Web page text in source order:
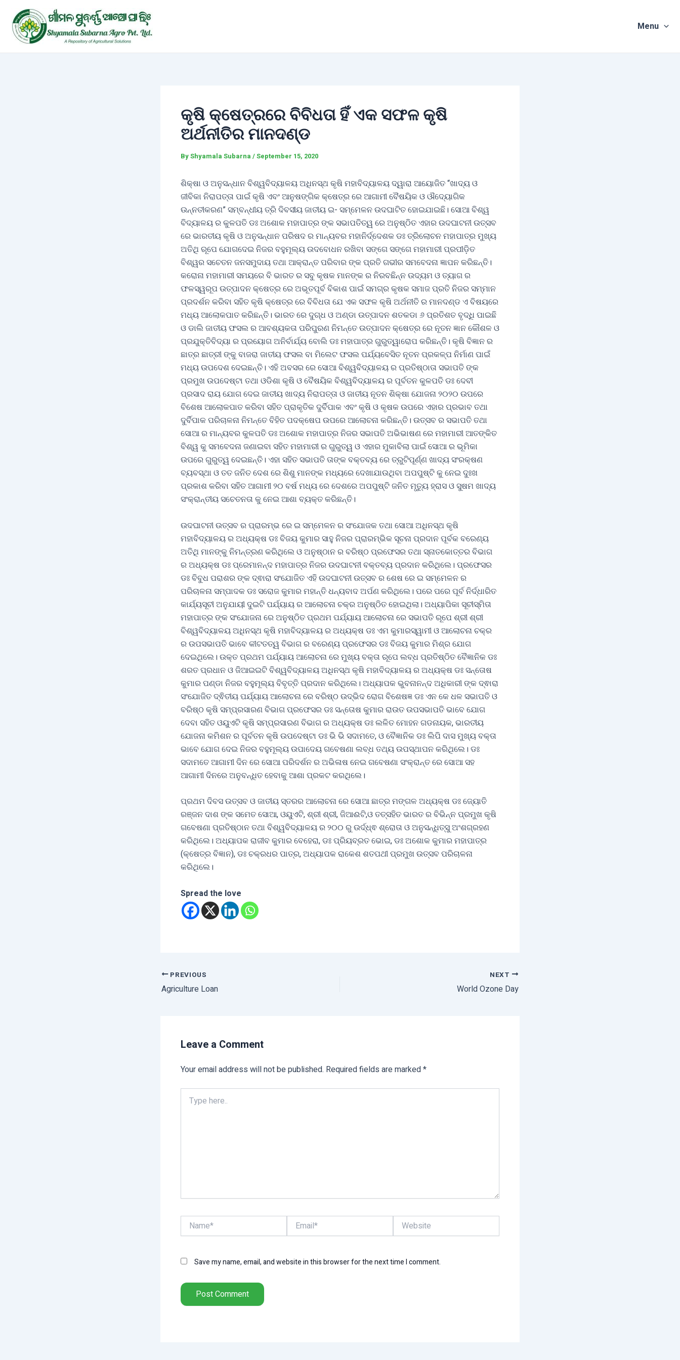
content
Menu
କୃଷି କ୍ଷେତ୍ରରେ ବିବିଧତା ହିଁ ଏକ ସଫଳ କୃଷି
ଅର୍ଥନୀତିର ମାନଦଣ୍ଡ
ByShyamala Subarna /September 15, 2020
ଶିକ୍ଷା ଓ ଅନୁସନ୍ଧାନ ବିଶ୍ୱବିଦ୍ୟାଳୟ ଅଧିନସ୍ଥ କୃଷି ମହାବିଦ୍ୟାଳୟ ଦ୍ୱାରା ଆୟୋଜିତ “ଖାଦ୍ୟ ଓ
ଜୀବିକା ନିରାପତ୍ତା ପାଇଁ କୃଷି ଏବଂ ଆନୁଷଙ୍ଗିକ କ୍ଷେତ୍ର ରେ ଆଗାମୀ ବୈଷୟିକ ଓ ଔଦ୍ୟୋଗିକ
ଉନ୍ନତୀକରଣ” ସମ୍ବନ୍ଧୀୟ ତ୍ରି ଦିବସୀୟ ଜାତୀୟ ଇ- ସମ୍ମେଳନ ଉଦଘାଟିତ ହୋଇଯାଇଛି। ସୋଆ ବିଶ୍ୱ
ବିଦ୍ୟାଳୟ ର କୁଳପତି ଡଃ ଅଶୋକ ମହାପାତ୍ର ଙ୍କ ସଭାପତିତ୍ୱ ରେ ଅନୁଷ୍ଠିତ ଏହାର ଉଦଘାଟନୀ ଉତ୍ସବ
ରେ ଭାରତୀୟ କୃଷି ଓ ଅନୁସନ୍ଧାନ ପରିଷଦ ର ମାନ୍ୟବର ମହାନିର୍ଦ୍ଦେଶକ ଡଃ ତ୍ରିଲୋଚନ ମହାପାତ୍ର ମୁଖ୍ୟ
ଅତିଥି ରୂପେ ଯୋଗଦେଇ ନିଜର ବହୁମୂଲ୍ୟ ଉଦବୋଧନ ରଖିବା ସଙ୍ଗେ ସଙ୍ଗେ ମହାମାରୀ ପ୍ରପୀଡ଼ିତ
ବିଶ୍ୱର ସଚେତନ ଜନସମୁଦାୟ ତଥା ଆକ୍ରାନ୍ତ ପରିବାର ଙ୍କ ପ୍ରତି ଗଭୀର ସମବେଦନା ଜ୍ଞାପନ କରିଛନ୍ତି।
କରୋନା ମହାମାରୀ ସମୟରେ ବି ଭାରତ ର ସବୁ କୃଷକ ମାନଙ୍କ ର ନିରବଛିନ୍ନ ଉଦ୍ୟମ ଓ ତ୍ୟାଗ ର
ଫଳସ୍ୱରୂପ ଉତ୍ପାଦନ କ୍ଷେତ୍ର ରେ ଅଭୂତପୂର୍ବ ବିକାଶ ପାଇଁ ସମଗ୍ର କୃଷକ ସମାଜ ପ୍ରତି ନିଜର ସମ୍ମାନ
ପ୍ରଦର୍ଶନ କରିବା ସହିତ କୃଷି କ୍ଷେତ୍ର ରେ ବିବିଧତା ଯେ ଏକ ସଫଳ କୃଷି ଅର୍ଥନୀତି ର ମାନଦଣ୍ଡ ଏ ବିଷୟରେ
ମଧ୍ୟ ଆଲୋକପାତ କରିଛନ୍ତି। ଭାରତ ରେ ଦୁଗ୍ଧ ଓ ଅଣ୍ଡା ଉତ୍ପାଦନ ଶତକଡା ୬ ପ୍ରତିଶତ ବୃଦ୍ଧି ପାଇଛି
ଓ ଡାଲି ଜାତୀୟ ଫସଲ ର ଆବଶ୍ୟକତା ପରିପୁରଣ ନିମନ୍ତେ ଉତ୍ପାଦନ କ୍ଷେତ୍ର ରେ ନୂତନ ଜ୍ଞାନ କୌଶଳ ଓ
ପ୍ରଯୁକ୍ତିବିଦ୍ୟା ର ପ୍ରୟୋଗ ଅନିର୍ବାର୍ଯ୍ୟ ବୋଲି ଡଃ ମହାପାତ୍ର ଗୁରୁତ୍ୱାରୋପ କରିଛନ୍ତି। କୃଷି ବିଜ୍ଞାନ ର
ଛାତ୍ର ଛାତ୍ରୀ ଙ୍କୁ ବାଜରା ଜାତୀୟ ଫସଲ ବା ମିଲେଟ ଫସଲ ପର୍ଯ୍ୟବେସିତ ନୂତନ ପ୍ରକଳ୍ପ ନିର୍ମାଣ ପାଇଁ
ମଧ୍ୟ ଉପଦେଶ ଦେଇଛନ୍ତି। ଏହି ଅବସର ରେ ସୋଆ ବିଶ୍ୱବିଦ୍ୟାଳୟ ର ପ୍ରତିଷ୍ଠାତା ସଭାପତି ଙ୍କ
ପ୍ରମୁଖ ଉପଦେଷ୍ଟା ତଥା ଓଡିଶା କୃଷି ଓ ବୈଷୟିକ ବିଶ୍ୱବିଦ୍ୟାଳୟ ର ପୂର୍ବତନ କୁଳପତି ଡଃ ଦେବୀ
ପ୍ରସାଦ ରାୟ ଯୋଗ ଦେଇ ଜାତୀୟ ଖାଦ୍ୟ ନିରାପତ୍ତା ଓ ଜାତୀୟ ନୂତନ ଶିକ୍ଷା ଯୋଜନା ୨୦୨୦ ଉପରେ
ବିଶେଷ ଆଲୋକପାତ କରିବା ସହିତ ପ୍ରାକୃତିକ ଦୁର୍ବିପାକ ଏବଂ କୃଷି ଓ କୃଷକ ଉପରେ ଏହାର ପ୍ରଭାବ ତଥା
ଦୁର୍ବିପାକ ପରିଚାଳନା ନିମନ୍ତେ ବିହିତ ପଦକ୍ଷେପ ଉପରେ ଆଲୋଚନା କରିଛନ୍ତି। ଉତ୍ସବ ର ସଭାପତି ତଥା
ସୋଆ ର ମାନ୍ୟବର କୁଳପତି ଡଃ ଅଶୋକ ମହାପାତ୍ର ନିଜର ସଭାପତି ଅଭିଭାଷଣ ରେ ମହାମାରୀ ଆତଙ୍କିତ
ବିଶ୍ୱ କୁ ସମବେଦନା ଜଣାଇବା ସହିତ ମହାମାରୀ ର ଗୁରୁତ୍ୱ ଓ ଏହାର ମୁକାବିଲା ପାଇଁ ସୋଆ ର ଭୂମିକା
ଉପରେ ଗୁରୁତ୍ୱ ଦେଇଛନ୍ତି। ଏହା ସହିତ ସଭାପତି ତାଙ୍କ ବକ୍ତବ୍ୟ ରେ ତ୍ରୁଟିପୂର୍ଣ୍ଣ ଖାଦ୍ୟ ସଂରକ୍ଷଣ
ବ୍ୟବସ୍ଥା ଓ ତତ ଜନିତ ଦେଶ ରେ ଶିଶୁ ମାନଙ୍କ ମଧ୍ୟରେ ଦେଖାଯାଉଥିବା ଅପପୁଷ୍ଟି କୁ ନେଇ ଦୁଃଖ
ପ୍ରକାଶ କରିବା ସହିତ ଆଗାମୀ ୨୦ ବର୍ଷ ମଧ୍ୟ ରେ ଦେଶରେ ଅପପୁଷ୍ଟି ଜନିତ ମୃତ୍ୟୁ ହ୍ରାସ ଓ ସୁଷମ ଖାଦ୍ୟ
ସଂକ୍ରାନ୍ତୀୟ ସଚେତନତା କୁ ନେଇ ଆଶା ବ୍ୟକ୍ତ କରିଛନ୍ତି।
ଉଦଘାଟନୀ ଉତ୍ସବ ର ପ୍ରାରମ୍ଭ ରେ ଇ ସମ୍ମେଳନ ର ସଂଯୋଜକ ତଥା ସୋଆ ଅଧିନସ୍ଥ କୃଷି
ମହାବିଦ୍ୟାଳୟ ର ଅଧ୍ୟକ୍ଷ ଡଃ ବିଜୟ କୁମାର ସାହୁ ନିଜର ପ୍ରାରମ୍ଭିକ ସୂଚନା ପ୍ରଦାନ ପୂର୍ବକ ବରେଣ୍ୟ
ଅତିଥି ମାନଙ୍କୁ ନିମନ୍ତ୍ରଣ କରିଥିଲେ ଓ ଅନୁଷ୍ଠାନ ର ବରିଷ୍ଠ ପ୍ରଫେସର ତଥା ସ୍ନାତକୋତ୍ତର ବିଭାଗ
ର ଅଧ୍ୟକ୍ଷ ଡଃ ପ୍ରେମାନନ୍ଦ ମହାପାତ୍ର ନିଜର ଉଦଘାଟନୀ ବକ୍ତବ୍ୟ ପ୍ରଦାନ କରିଥିଲେ। ପ୍ରଫେସର
ଡଃ ବିବୁଧ ପରାଶର ଙ୍କ ଦ୍ଵାରା ସଂଯୋଜିତ ଏହି ଉଦଘାଟନୀ ଉତ୍ସବ ର ଶେଷ ରେ ଇ ସମ୍ମେଳନ ର
ପରିଚାଳନା ସମ୍ପାଦକ ଡଃ ସରୋଜ କୁମାର ମହାନ୍ତି ଧନ୍ୟବାଦ ଅର୍ପଣ କରିଥିଲେ। ପରେ ପରେ ପୂର୍ବ ନିର୍ଦ୍ଧାରିତ
କାର୍ଯ୍ୟସୂଚୀ ଅନୁଯାୟୀ ଦୁଇଟି ପର୍ଯ୍ୟାୟ ର ଆଲୋଚନା ଚକ୍ର ଅନୁଷ୍ଠିତ ହୋଇଥିଲା। ଅଧ୍ୟାପିକା ସୂଚୀସ୍ମିତା
ମହାପାତ୍ର ଙ୍କ ସଂଯୋଜନା ରେ ଅନୁଷ୍ଠିତ ପ୍ରଥମ ପର୍ଯ୍ୟାୟ ଆଲୋଚନା ରେ ସଭାପତି ରୂପେ ଶ୍ରୀ ଶ୍ରୀ
ବିଶ୍ୱବିଦ୍ୟାଳୟ ଅଧିନସ୍ଥ କୃଷି ମହାବିଦ୍ୟାଳୟ ର ଅଧ୍ୟକ୍ଷ ଡଃ ଏମ କୁମାରସ୍ୱାମୀ ଓ ଆଲୋଚନା ଚକ୍ର
ର ଉପସଭାପତି ଭାବେ କୀଟତତ୍ୱ ବିଭାଗ ର ବରେଣ୍ୟ ପ୍ରଫେସର ଡଃ ବିଜୟ କୁମାର ମିଶ୍ର ଯୋଗ
ଦେଇଥିଲେ। ଉକ୍ତ ପ୍ରଥମ ପର୍ଯ୍ୟାୟ ଆଲୋଚନା ରେ ମୁଖ୍ୟ ବକ୍ତା ରୂପେ ଲବ୍ଧ ପ୍ରତିଷ୍ଠିତ ବୈଜ୍ଞାନିକ ଡଃ
ଶରତ ପ୍ରଧାନ ଓ ଜିଆଇଇଟି ବିଶ୍ୱବିଦ୍ୟାଳୟ ଅଧିନସ୍ଥ କୃଷି ମହାବିଦ୍ୟାଳୟ ର ଅଧ୍ୟକ୍ଷ ଡଃ ସନ୍ତୋଷ
କୁମାର ପଣ୍ଡା ନିଜର ବହୁମୂଲ୍ୟ ବିବୃତ୍ତି ପ୍ରଦାନ କରିଥିଲେ। ଅଧ୍ୟାପକ ଭୁବନାନନ୍ଦ ଅଧିକାରୀ ଙ୍କ ଦ୍ଵାରା
ସଂଯୋଜିତ ଦ୍ଵିତୀୟ ପର୍ଯ୍ୟାୟ ଆଲୋଚନା ରେ ବରିଷ୍ଠ ଉଦ୍ଭିଦ ରୋଗ ବିଶେଷଜ୍ଞ ଡଃ ଏନ କେ ଧଳ ସଭାପତି ଓ
ବରିଷ୍ଠ କୃଷି ସମ୍ପ୍ରସାରଣ ବିଭାଗ ପ୍ରଫେସର ଡଃ ସନ୍ତୋଷ କୁମାର ରାଉତ ଉପସଭାପତି ଭାବେ ଯୋଗ
ଦେବା ସହିତ ଓୟୁଏଟି କୃଷି ସମ୍ପ୍ରସାରଣ ବିଭାଗ ର ଅଧ୍ୟକ୍ଷ ଡଃ ଲଳିତ ମୋହନ ଗଡନାୟକ, ଭାରତୀୟ
ଯୋଜନା କମିଶନ ର ପୂର୍ବତନ କୃଷି ଉପଦେଷ୍ଟା ଡଃ ଭି ଭି ସଦାମତେ, ଓ ବୈଜ୍ଞାନିକ ଡଃ ଲିପି ଦାସ ମୁଖ୍ୟ ବକ୍ତା
ଭାବେ ଯୋଗ ଦେଇ ନିଜର ବହୁମୂଲ୍ୟ ଉପାଦେୟ ଗବେଷଣା ଲବ୍ଧ ତଥ୍ୟ ଉପସ୍ଥାପନ କରିଥିଲେ। ଡଃ
ସଦାମତେ ଆଗାମୀ ଦିନ ରେ ସୋଆ ପରିଦର୍ଶନ ର ଅଭିଳାଷ ନେଇ ଗବେଷଣା ସଂକ୍ରାନ୍ତ ରେ ସୋଆ ସହ
ଆଗାମୀ ଦିନରେ ଅନୁବନ୍ଧିତ ହେବାକୁ ଆଶା ପ୍ରକଟ କରଥିଲେ।
ପ୍ରଥମ ଦିବସ ଉତ୍ସବ ଓ ଜାତୀୟ ସ୍ତରର ଆଲୋଚନା ରେ ସୋଆ ଛାତ୍ର ମଙ୍ଗଳ ଅଧ୍ୟକ୍ଷ ଡଃ ଜ୍ୟୋତି
ରଞ୍ଜନ ଦାଶ ଙ୍କ ସମେତ ସୋଆ, ଓୟୁଏଟି, ଶ୍ରୀ ଶ୍ରୀ, ଜିଆଈଟି,ଓ ତତ୍ସହିତ ଭାରତ ର ବିଭିନ୍ନ ପ୍ରମୁଖ କୃଷି
ଗବେଷଣା ପ୍ରତିଷ୍ଠାନ ତଥା ବିଶ୍ୱବିଦ୍ୟାଳୟ ର ୨୦୦ ରୁ ଉର୍ଦ୍ଧ୍ଵ ଶ୍ରୋତା ଓ ଅନୁସନ୍ଧିତ୍ସୁ ଅଂଶଗ୍ରହଣ
କରିଥିଲେ। ଅଧ୍ୟାପକ ରାଜୀବ କୁମାର ବେହେରା, ଡଃ ପ୍ରିୟବ୍ରତ ଭୋଇ, ଡଃ ଅଶୋକ କୁମାର ମହାପାତ୍ର
(କ୍ଷେତ୍ର ବିଜ୍ଞାନ), ଡଃ ଚକ୍ରଧର ପାତ୍ର, ଅଧ୍ୟାପକ ରାକେଶ ଶତପଥୀ ପ୍ରମୁଖ ଉତ୍ସବ ପରିଚାଳନା
କରିଥିଲେ।
Spread the love
PREVIOUS
Agriculture Loan
NEXT
World Ozone Day
Leave a Comment
Your email address will not be published. Required fields are marked*
here..
Name* Email* Website
Save my name, email, and website in this browser for the next time I comment.